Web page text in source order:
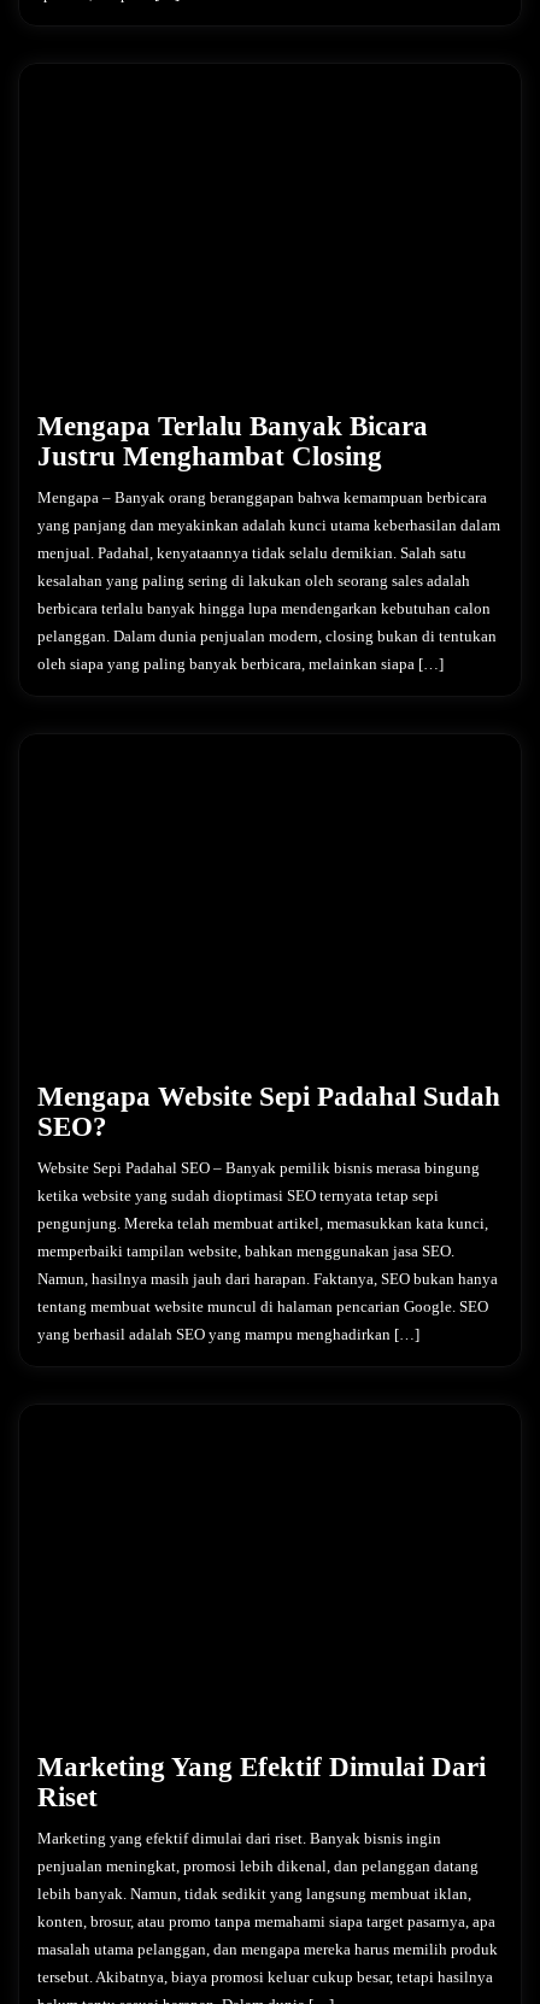
Mengapa Terlalu Banyak Bicara
Justru Menghambat Closing
Mengapa – Banyak orang beranggapan bahwa kemampuan berbicara
yang panjang dan meyakinkan adalah kunci utama keberhasilan dalam
menjual. Padahal, kenyataannya tidak selalu demikian. Salah satu
kesalahan yang paling sering di lakukan oleh seorang sales adalah
berbicara terlalu banyak hingga lupa mendengarkan kebutuhan calon
pelanggan. Dalam dunia penjualan modern, closing bukan di tentukan
oleh siapa yang paling banyak berbicara, melainkan siapa […]
Mengapa Website Sepi Padahal Sudah
SEO?
Website Sepi Padahal SEO – Banyak pemilik bisnis merasa bingung
ketika website yang sudah dioptimasi SEO ternyata tetap sepi
pengunjung. Mereka telah membuat artikel, memasukkan kata kunci,
memperbaiki tampilan website, bahkan menggunakan jasa SEO.
Namun, hasilnya masih jauh dari harapan. Faktanya, SEO bukan hanya
tentang membuat website muncul di halaman pencarian Google. SEO
yang berhasil adalah SEO yang mampu menghadirkan […]
Marketing Yang Efektif Dimulai Dari
Riset
Marketing yang efektif dimulai dari riset. Banyak bisnis ingin
penjualan meningkat, promosi lebih dikenal, dan pelanggan datang
lebih banyak. Namun, tidak sedikit yang langsung membuat iklan,
konten, brosur, atau promo tanpa memahami siapa target pasarnya, apa
masalah utama pelanggan, dan mengapa mereka harus memilih produk
tersebut. Akibatnya, biaya promosi keluar cukup besar, tetapi hasilnya